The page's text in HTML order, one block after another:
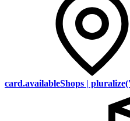
card.availableShops |